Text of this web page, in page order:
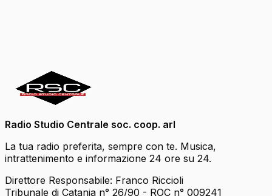
Radio Studio Centrale soc. coop. arl
La tua radio preferita, sempre con te. Musica,
intrattenimento e informazione 24 ore su 24.
Direttore Responsabile: Franco Riccioli
Tribunale di Catania n° 26/90 - ROC n° 009241